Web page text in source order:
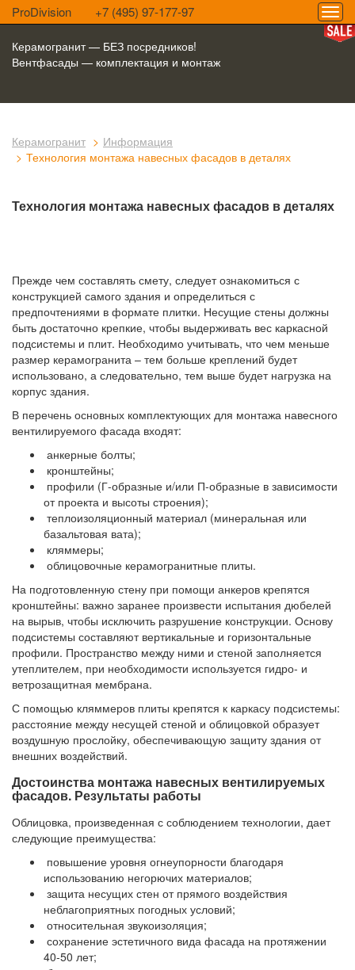
ProDivision +7 (495) 97-177-97
Керамогранит — БЕЗ посредников!
Вентфасады — комплектация и монтаж
Керамогранит
Информация
Технология монтажа навесных фасадов в деталях
Технология монтажа навесных фасадов в деталях
Прежде чем составлять смету, следует ознакомиться с
конструкцией самого здания и определиться с
предпочтениями в формате плитки. Несущие стены должны
быть достаточно крепкие, чтобы выдерживать вес каркасной
подсистемы и плит. Необходимо учитывать, что чем меньше
размер керамогранита – тем больше креплений будет
использовано, а следовательно, тем выше будет нагрузка на
корпус здания.
В перечень основных комплектующих для монтажа навесного
вентилируемого фасада входят:
анкерные болты;
кронштейны;
профили (Г-образные и/или П-образные в зависимости
от проекта и высоты строения);
теплоизоляционный материал (минеральная или
базальтовая вата);
кляммеры;
облицовочные керамогранитные плиты.
На подготовленную стену при помощи анкеров крепятся
кронштейны: важно заранее произвести испытания дюбелей
на вырыв, чтобы исключить разрушение конструкции. Основу
подсистемы составляют вертикальные и горизонтальные
профили. Пространство между ними и стеной заполняется
утеплителем, при необходимости используется гидро- и
ветрозащитная мембрана.
С помощью кляммеров плиты крепятся к каркасу подсистемы:
расстояние между несущей стеной и облицовкой образует
воздушную прослойку, обеспечивающую защиту здания от
внешних воздействий.
Достоинства монтажа навесных вентилируемых
фасадов. Результаты работы
Облицовка, произведенная с соблюдением технологии, дает
следующие преимущества:
повышение уровня огнеупорности благодаря
использованию негорючих материалов;
защита несущих стен от прямого воздействия
неблагоприятных погодных условий;
относительная звукоизоляция;
сохранение эстетичного вида фасада на протяжении
40-50 лет;